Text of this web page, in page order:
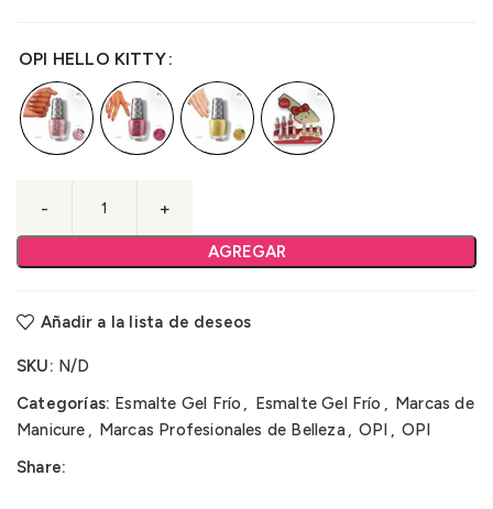
OPI HELLO KITTY
AGREGAR
Añadir a la lista de deseos
SKU: N/D
Categorías: Esmalte Gel Frío , Esmalte Gel Frío , Marcas de
Manicure , Marcas Profesionales de Belleza, OPI , OPI
Share: